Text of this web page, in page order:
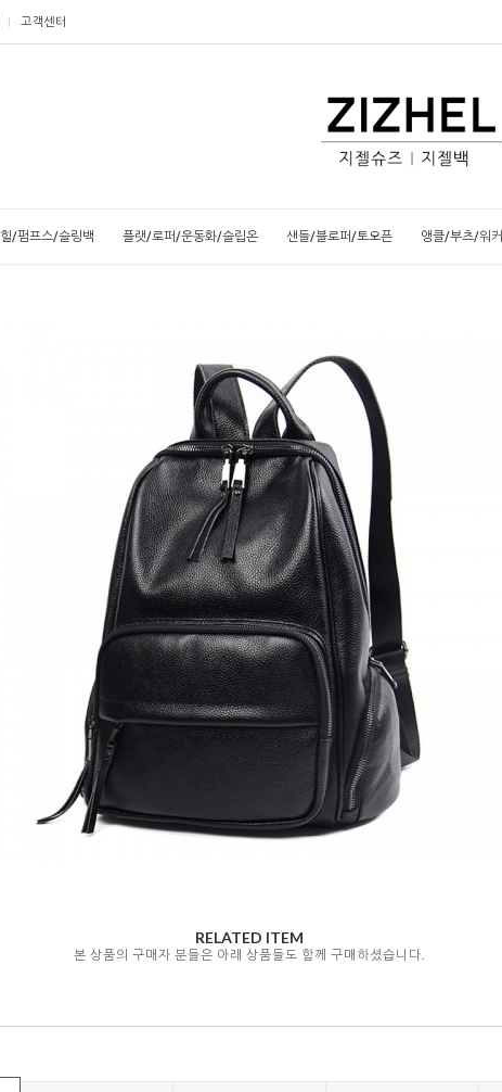
고객센터
힐/펌프스/슬링백 플랫/로퍼/운동화/슬립온 샌들/블로퍼/토오픈 앵클/부츠/워커
RELATED ITEM
본 상품의 구매자 분들은 아래 상품들도 함께 구매하셨습니다.